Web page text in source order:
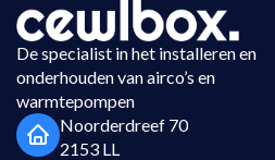
De specialist in het installeren en
onderhouden van airco’s en
warmtepompen
Noorderdreef 70
2153 LL